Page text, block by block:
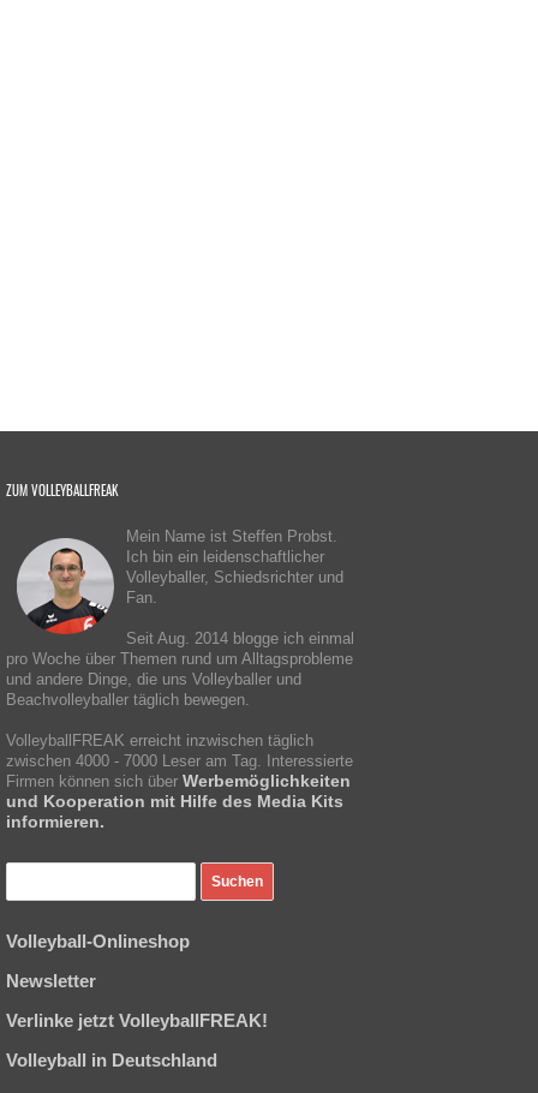
ZUM VOLLEYBALLFREAK
Mein Name ist Steffen Probst.
Ich bin ein leidenschaftlicher
Volleyballer, Schiedsrichter und
Fan.
Seit Aug. 2014 blogge ich einmal
pro Woche über Themen rund um Alltagsprobleme
und andere Dinge, die uns Volleyballer und
Beachvolleyballer täglich bewegen.
VolleyballFREAK erreicht inzwischen täglich
zwischen 4000 - 7000 Leser am Tag. Interessierte
Firmen können sich über Werbemöglichkeiten
und Kooperation mit Hilfe des Media Kits
informieren.
Volleyball-Onlineshop
Newsletter
Verlinke jetzt VolleyballFREAK!
Volleyball in Deutschland